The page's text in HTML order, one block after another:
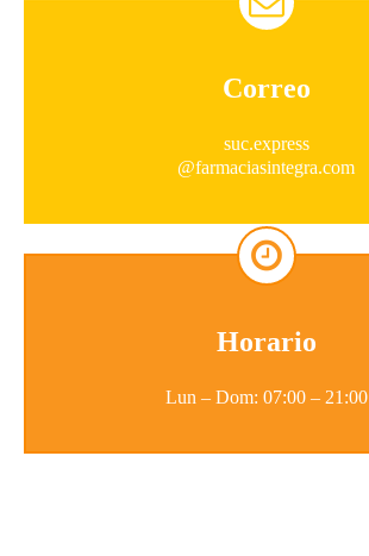
Correo
suc.express
@farmaciasintegra.com
Horario
Lun – Dom: 07:00 – 21:00